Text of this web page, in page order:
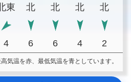
東
北 北 北 北
4 6 6 4 2
気温を赤、最低気温を青としています。